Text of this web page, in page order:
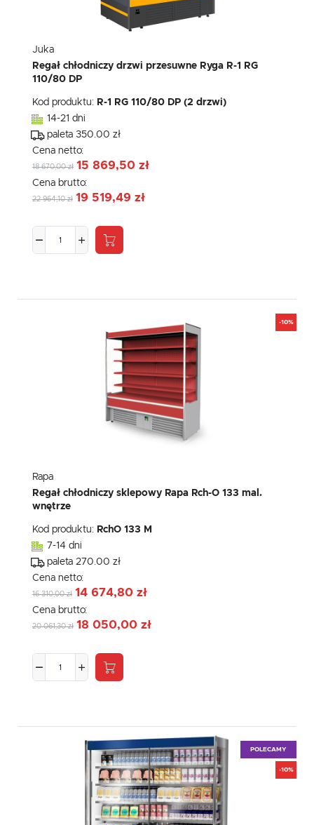
Juka
Regał chłodniczy drzwi przesuwne Ryga R-1 RG
110/80 DP
Kod produktu: R-1 RG 110/80 DP (2 drzwi)
14-21 dni
paleta 350.00 zł
Cena netto:
18 670,00 zł 15 869,50 zł
Cena brutto:
22 964,10 zł 19 519,49 zł
-10%
Rapa
Regał chłodniczy sklepowy Rapa Rch-O 133 mal.
wnętrze
Kod produktu: RchO 133 M
7-14 dni
paleta 270.00 zł
Cena netto:
16 310,00 zł 14 674,80 zł
Cena brutto:
20 061,30 zł 18 050,00 zł
POLECAMY
-10%